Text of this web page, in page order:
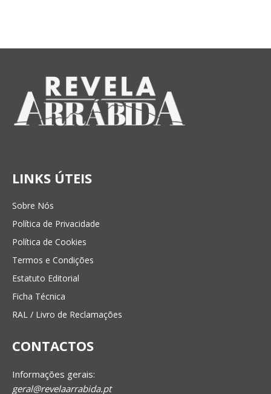
LINKS ÚTEIS
Sobre Nós
Política de Privacidade
Política de Cookies
Termos e Condições
Estatuto Editorial
Ficha Técnica
RAL / Livro de Reclamações
CONTACTOS
Informações gerais:
geral@revelaarrabida.pt